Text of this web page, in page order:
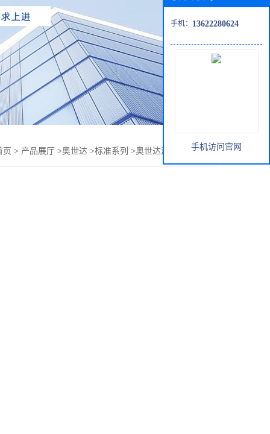
页 > 产品展厅 >奥世达 >标准系列 >奥世达海洋回收材料
手机： 13622280624
手机访问官网